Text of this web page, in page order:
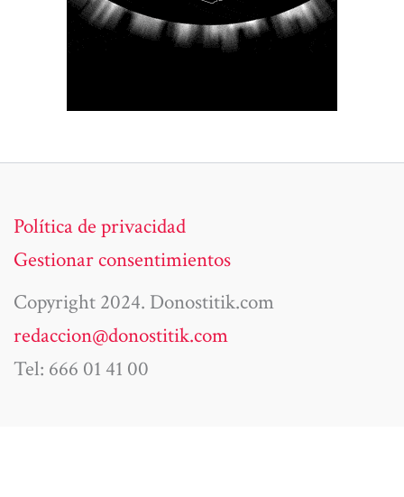
Política de privacidad
Gestionar consentimientos
Copyright 2024. Donostitik.com
redaccion@donostitik.com
Tel: 666 01 41 00